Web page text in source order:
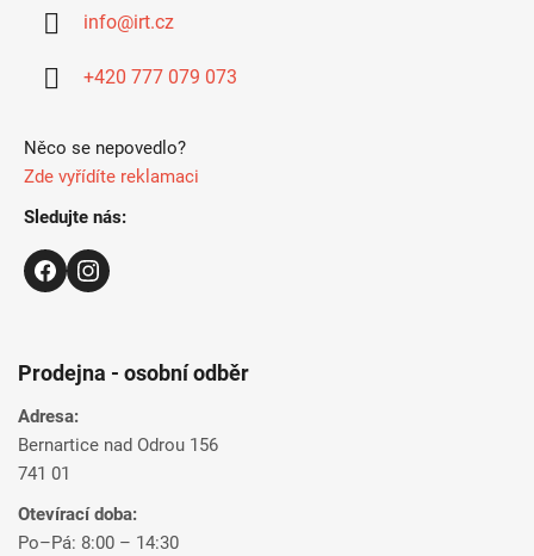
info@irt.cz
+420 777 079 073
Něco se nepovedlo?
Zde vyřídíte reklamaci
Sledujte nás:
Prodejna - osobní odběr
Adresa:
Bernartice nad Odrou 156
741 01
Otevírací doba:
Po–Pá: 8:00 – 14:30